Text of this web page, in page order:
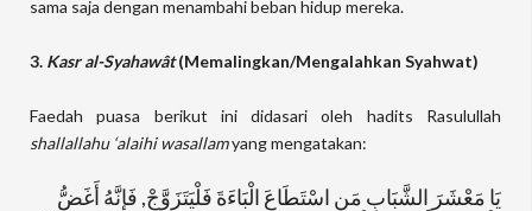
sama saja dengan menambahi beban hidup mereka.
3. Kasr al-Syahawât(Memalingkan/Mengalahkan Syahwat)
Faedah puasa berikut ini didasari oleh hadits Rasulullah
shallallahu ‘alaihi wasallamyang mengatakan:
يَا مَعْشَرَ الشَّبَابِ مَنِ اسْتَطَاعَ الْبَاءَةَ فَلْيَتَزَوَّجْ, فَإِنَّهُ أَغَضُّ